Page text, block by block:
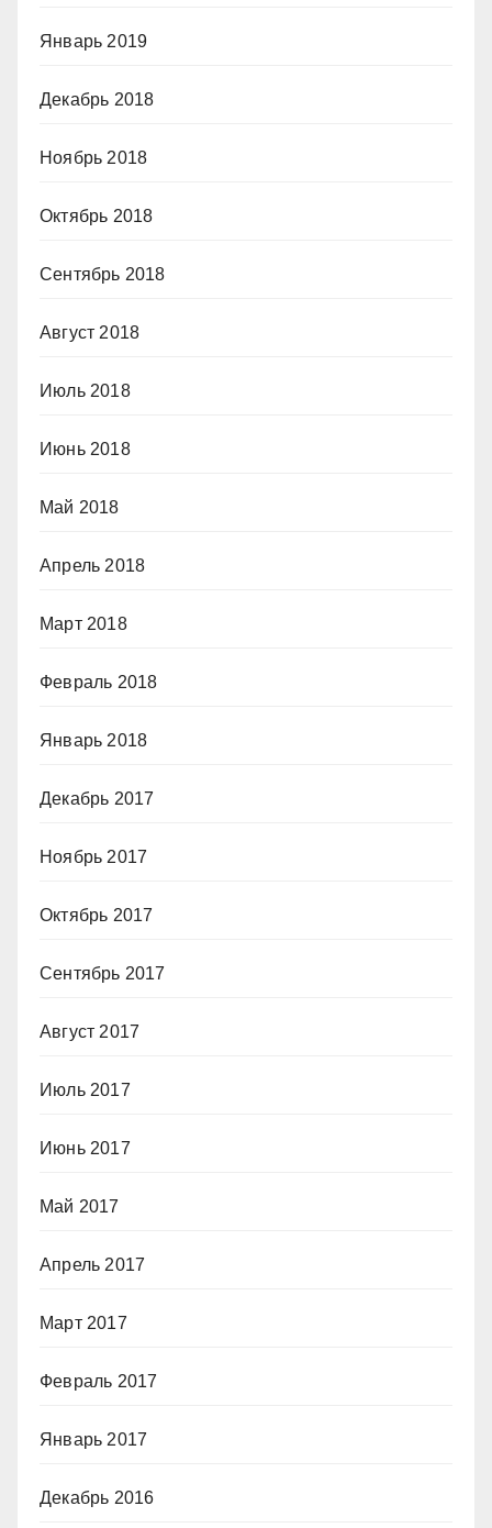
Январь 2019
Декабрь 2018
Ноябрь 2018
Октябрь 2018
Сентябрь 2018
Август 2018
Июль 2018
Июнь 2018
Май 2018
Апрель 2018
Март 2018
Февраль 2018
Январь 2018
Декабрь 2017
Ноябрь 2017
Октябрь 2017
Сентябрь 2017
Август 2017
Июль 2017
Июнь 2017
Май 2017
Апрель 2017
Март 2017
Февраль 2017
Январь 2017
Декабрь 2016